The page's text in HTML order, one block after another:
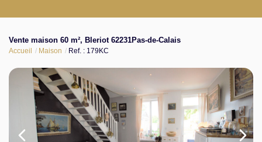
Acheter
Biens vendus
Agence
Vente maison 60 m², Bleriot 62231Pas-de-Calais
Accueil Maison Ref. : 179KC